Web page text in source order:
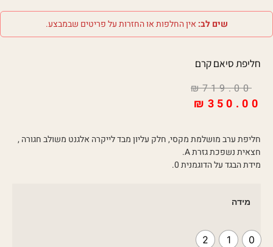
שים לב: אין החלפות או החזרות על פריטים שבמבצע.
חליפת סיאם קרם
₪719.00
₪ 350.00
חליפת ערב מושלמת מקסי, חלק עליון מבד לייקרה אלגנט משולב חגורה ,
חצאית נשפכת גזרת A.
מידת הבגד על הדוגמנית 0.
מידה
0
1
2